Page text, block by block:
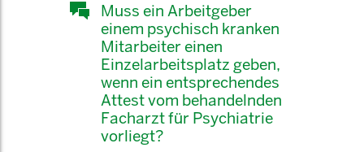
Muss ein Arbeitgeber
einem psychisch kranken
Mitarbeiter einen
Einzelarbeitsplatz geben,
wenn ein entsprechendes
Attest vom behandelnden
Facharzt für Psychiatrie
vorliegt?